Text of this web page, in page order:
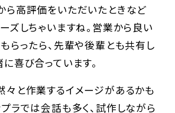
ら高評価をいただいたときなど
ズしちゃいますね。営業から良い
らったら、先輩や後輩とも共有し
喜び合っています。
々と作業するイメージがあるかも
プラでは会話も多く、試作しながら